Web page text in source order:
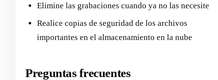
Elimine las grabaciones cuando ya no las necesite
Realice copias de seguridad de los archivos
importantes en el almacenamiento en la nube
Preguntas frecuentes